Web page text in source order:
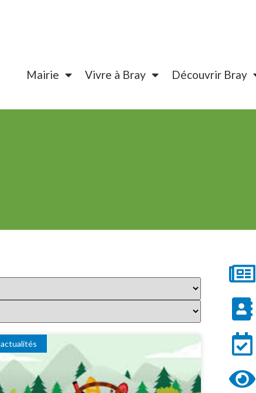
Mairie Vivre à Bray Découvrir Bray
actualités